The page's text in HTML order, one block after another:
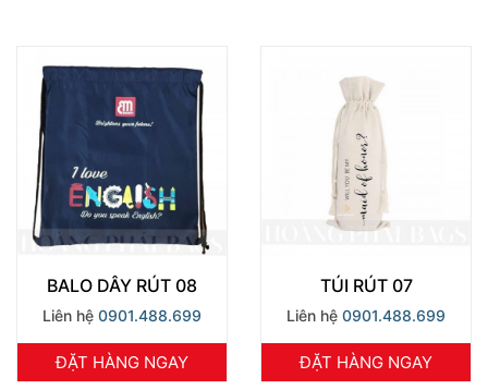
BALO DÂY RÚT 08
Liên hệ 0901.488.699
ĐẶT HÀNG NGAY
TÚI RÚT 07
Liên hệ 0901.488.699
ĐẶT HÀNG NGAY